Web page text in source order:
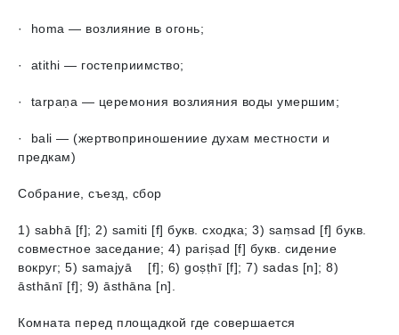
· homa — возлияние в огонь;
· аtithi — гостеприимство;
· tarpaṇa — церемония возлияния воды умершим;
· bali — (жертвоприношениие духам местности и
предкам)
Собрание, съезд, сбор
1) sabhā [f]; 2) samiti [f] букв. сходка; 3) saṃsad [f] букв.
совместное заседание; 4) pariṣad [f] букв. сидение
вокруг; 5) samajyā [f]; 6) goṣṭhī [f]; 7) sadas [n]; 8)
āsthānī [f]; 9) āsthāna [n].
Комната перед площадкой где совершается